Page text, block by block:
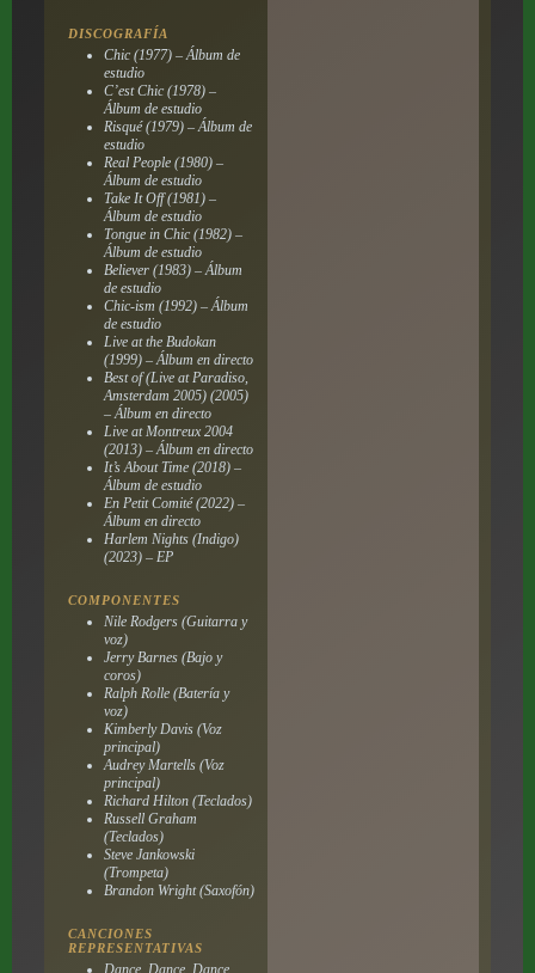
DISCOGRAFÍA
Chic (1977) – Álbum de
estudio
C’est Chic (1978) –
Álbum de estudio
Risqué (1979) – Álbum de
estudio
Real People (1980) –
Álbum de estudio
Take It Off (1981) –
Álbum de estudio
Tongue in Chic (1982) –
Álbum de estudio
Believer (1983) – Álbum
de estudio
Chic-ism (1992) – Álbum
de estudio
Live at the Budokan
(1999) – Álbum en directo
Best of (Live at Paradiso,
Amsterdam 2005) (2005)
– Álbum en directo
Live at Montreux 2004
(2013) – Álbum en directo
It’s About Time (2018) –
Álbum de estudio
En Petit Comité (2022) –
Álbum en directo
Harlem Nights (Indigo)
(2023) – EP
COMPONENTES
Nile Rodgers (Guitarra y
voz)
Jerry Barnes (Bajo y
coros)
Ralph Rolle (Batería y
voz)
Kimberly Davis (Voz
principal)
Audrey Martells (Voz
principal)
Richard Hilton (Teclados)
Russell Graham
(Teclados)
Steve Jankowski
(Trompeta)
Brandon Wright (Saxofón)
CANCIONES
REPRESENTATIVAS
Dance, Dance, Dance